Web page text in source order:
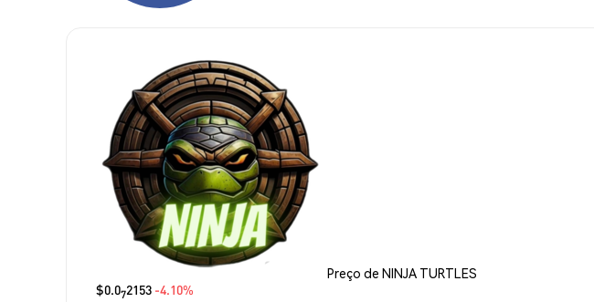
Preço de NINJA TURTLES
$0.072153 -4.10%